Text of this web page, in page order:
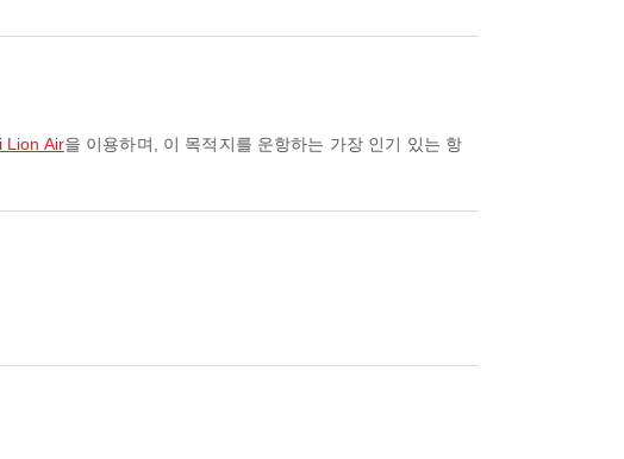
Lion Air을 이용하며, 이 목적지를 운항하는 가장 인기 있는 항